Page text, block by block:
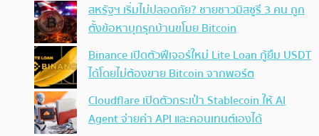
สหรัฐฯ เริ่มไม่ปลอดภัย? ชายชาวมิสซูรี 3 คน ถูก
ตั้งข้อหาบุกรุกบ้านขโมย Bitcoin
Binance เปิดตัวฟีเจอร์ใหม่ Lite Loan กู้ยืม USDT
ได้โดยไม่ต้องขาย Bitcoin จากพอร์ต
Cloudflare เปิดตัวกระเป๋า Stablecoin ให้ AI
Agent จ่ายค่า API และคอนเทนต์เองได้